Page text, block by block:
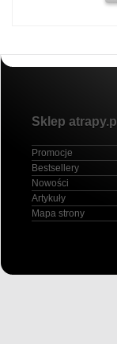
Sklep atrapy.pl
Promocje
Bestsellery
Nowości
Artykuły
Mapa strony